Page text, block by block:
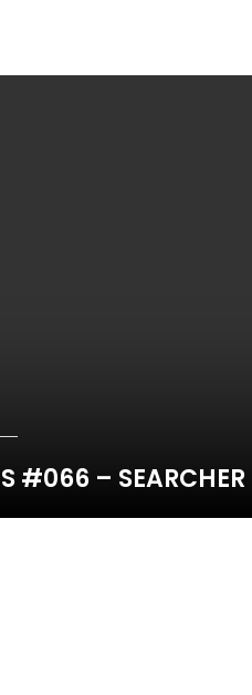
#066 – SEARCHER